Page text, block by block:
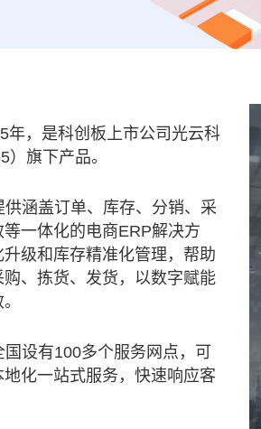
年，是科创板上市公司光云科
旗下产品。
涵盖订单、库存、分销、采
一体化的电商ERP解决方
级和库存精准化管理，帮助
、拣货、发货，以数字赋能
设有100多个服务网点，可
化一站式服务，快速响应客